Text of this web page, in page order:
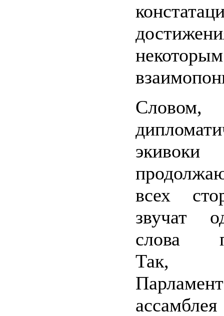
Словом,
экивоки
всех
звучат
слова
Так,